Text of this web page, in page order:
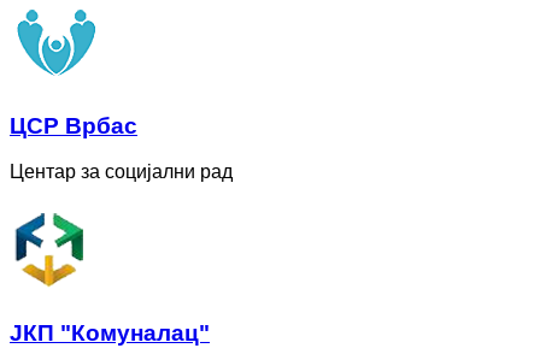
ЦСР Врбас
Центар за социјални рад
ЈКП "Комуналац"